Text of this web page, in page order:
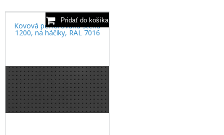
Kovová perforovaná stena
1200, na háčiky, RAL 7016